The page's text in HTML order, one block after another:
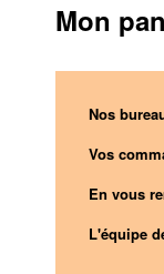
Mon
Nos
Vos
En vous
L'équipe